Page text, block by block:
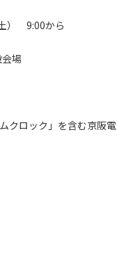
） 9:00から
場
クロック」を含む京阪電